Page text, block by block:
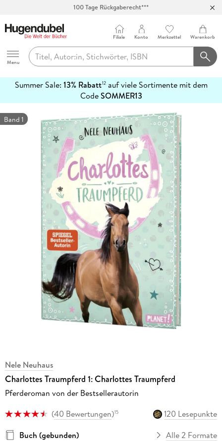
100 Tage Rückgaberecht***
Hugendubel
Menu
Filiale Konto Merkzettel Warenkorb
Summer Sale: 13% Rabatt12auf viele Sortimente mit dem
CodeSOMMER13
erfahren
Band 1
Nele Neuhaus
Charlottes Traumpferd 1: Charlottes Traumpferd
Pferderoman von der Bestsellerautorin
(40 Bewertungen)15
120 Lesepunkte
Buch (gebunden)
Alle 2 Formate